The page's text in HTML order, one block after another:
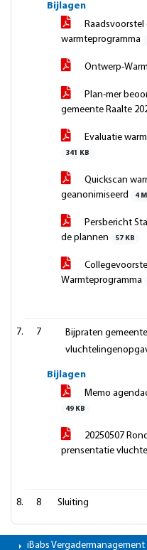
Bijlagen
warmteprogramma
Ontwerp-
Plan-mer
gemeente Raalte
Evaluatie
341 KB
Quickscan
geanonimiseerd
4
Persbericht
de plannen
57 KB
Warmteprogramma
7
Bijpraten
Bijlagen
Memo
49 KB
20250507
prensentatie
8 Sluiting
iBabs Vergadermanagement